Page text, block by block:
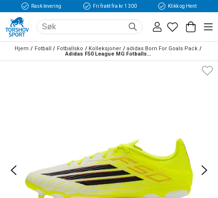
Rask levering Fri frakt fra kr 1 300 Klikk og Hent
Hjem Fotball Fotballsko Kolleksjoner
adidas Born For Goals Pack
Adidas F50 League MG Fotballsko Born For Goals